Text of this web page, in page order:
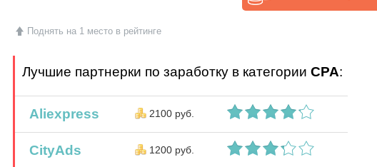
Поднять на 1 место в рейтинге
Лучшие партнерки по заработку в категории CPA:
Aliexpress 2100 руб.
CityAds 1200 руб.